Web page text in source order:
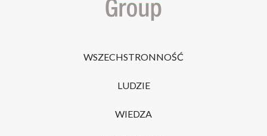
WSZECHSTRONNOŚĆ
LUDZIE
WIEDZA